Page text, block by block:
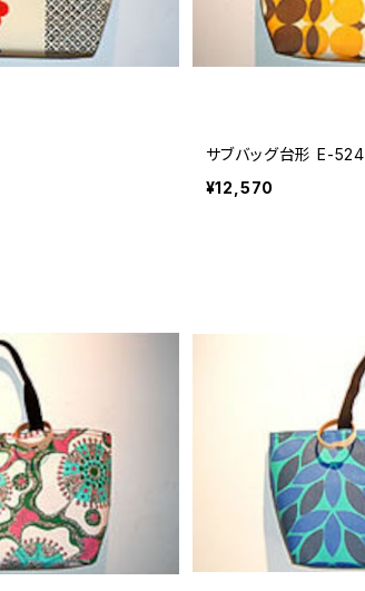
サブバッグ台形 E-524
¥12,570